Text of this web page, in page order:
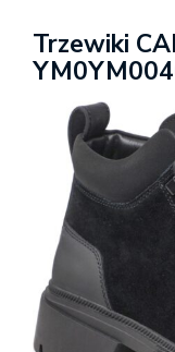
Trzewiki